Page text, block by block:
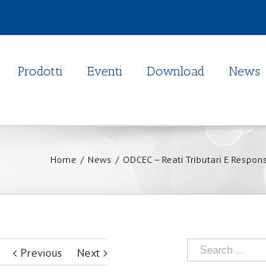
Prodotti Eventi Download News
Home / News / ODCEC – Reati Tributari E
Previous Next